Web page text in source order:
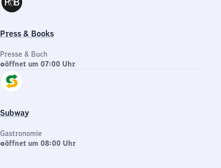
Press & Books
Presse & Buch
öffnet um 07:00 Uhr
Subway
Gastronomie
öffnet um 08:00 Uhr